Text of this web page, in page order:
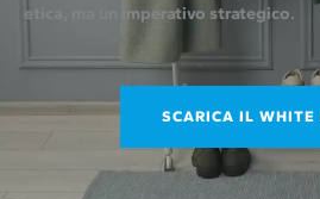
etica, ma un imperativo strategico.
SCARICA IL WHITE